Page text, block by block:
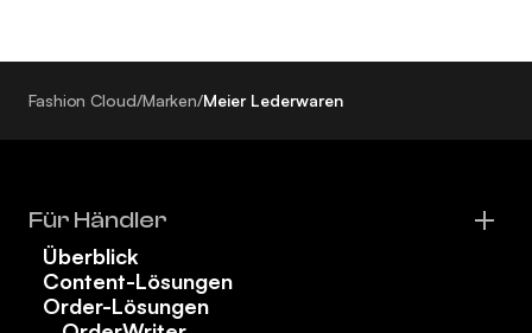
Fashion Cloud/Marken/Meier Lederwaren
Für Händler
Überblick
Content-Lösungen
Order-Lösungen